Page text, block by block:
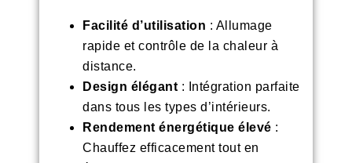
Facilité d’utilisation : Allumage
rapide et contrôle de la chaleur à
distance.
Design élégant : Intégration parfaite
dans tous les types d’intérieurs.
Rendement énergétique élevé :
Chauffez efficacement tout en